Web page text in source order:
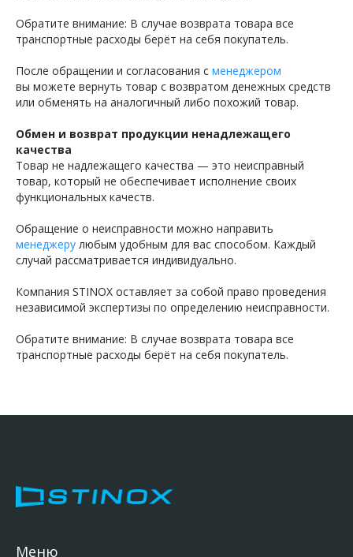
Обратите внимание: В случае возврата товара все
транспортные расходы берёт на себя покупатель.
После обращении и согласования с менеджером
вы можете вернуть товар с возвратом денежных средств
или обменять на аналогичный либо похожий товар.
Обмен и возврат продукции ненадлежащего
качества
Товар не надлежащего качества — это неисправный
товар, который не обеспечивает исполнение своих
функциональных качеств.
Обращение о неисправности можно направить
менеджеру любым удобным для вас способом. Каждый
случай рассматривается индивидуально.
Компания STINOX оставляет за собой право проведения
независимой экспертизы по определению неисправности.
Обратите внимание: В случае возврата товара все
транспортные расходы берёт на себя покупатель.
Меню